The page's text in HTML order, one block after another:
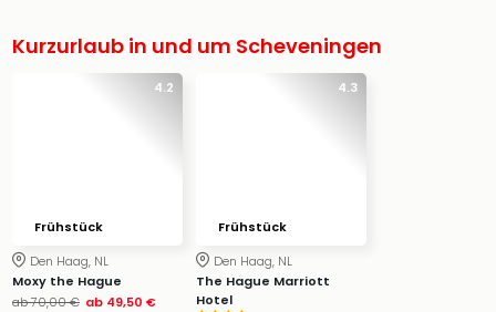
Kurzurlaub in und um Scheveningen
4.2
Frühstück
Den Haag, NL
Moxy the Hague
ab70,00 € ab 49,50 €
4.3
Frühstück
Den Haag, NL
The Hague Marriott
Hotel